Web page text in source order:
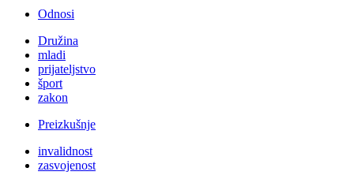
Odnosi
Družina
mladi
prijateljstvo
šport
zakon
Preizkušnje
invalidnost
zasvojenost